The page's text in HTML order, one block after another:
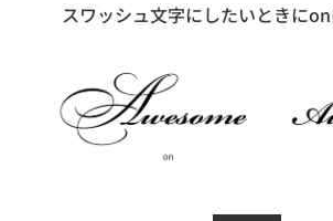
スワッシュ文字にしたいときにon